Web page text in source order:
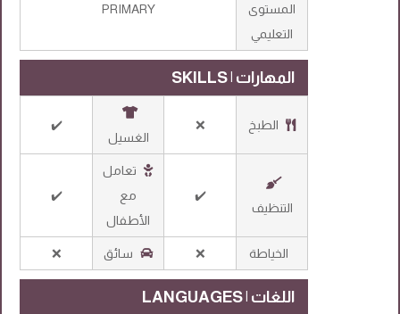
المستوى
التعليمي
PRIMARY
المهارات | SKILLS
الطبخ
❌
الغسيل
✔️
التنظيف
✔️
تعامل
مع
الأطفال
✔️
الخياطة ❌ سائق ❌
اللغات | LANGUAGES